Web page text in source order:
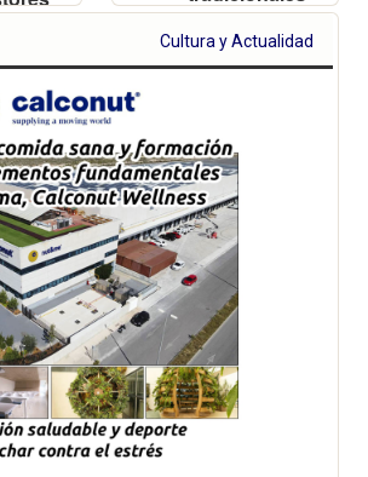
y
perfecta para
llevar al paseo y
picar en
Cultura y Actualidad